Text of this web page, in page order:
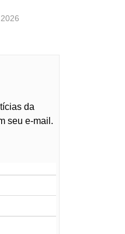
da
seu e-mail.